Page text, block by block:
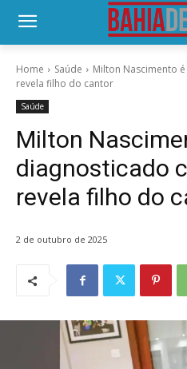
Home Saúde
Milton Nascimento
revela filho do cantor
Saúde
Milton
diagnosticado
revela filho do
2 de outubro de 2025